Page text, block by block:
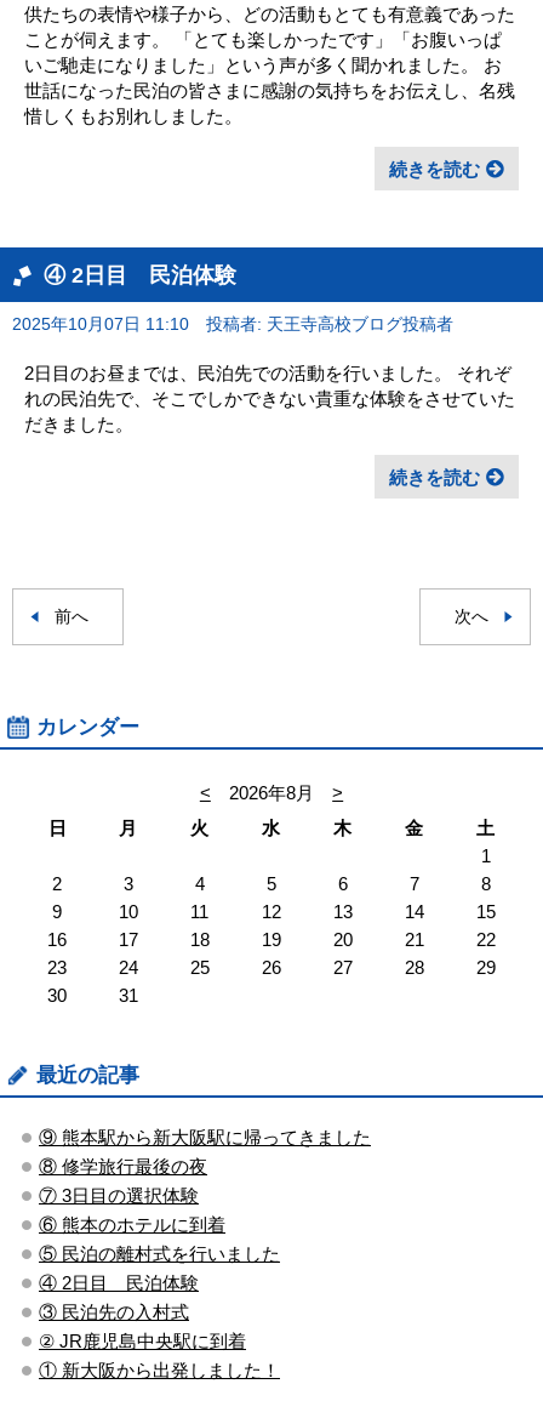
供たちの表情や様子から、どの活動もとても有意義であった
ことが伺えます。 「とても楽しかったです」「お腹いっぱ
いご馳走になりました」という声が多く聞かれました。 お
世話になった民泊の皆さまに感謝の気持ちをお伝えし、名残
惜しくもお別れしました。
続きを読む
④ 2日目 民泊体験
2025年10月07日 11:10 投稿者: 天王寺高校ブログ投稿者
2日目のお昼までは、民泊先での活動を行いました。 それぞ
れの民泊先で、そこでしかできない貴重な体験をさせていた
だきました。
続きを読む
前へ 次へ
カレンダー
< 2026年8月
>
日
月 火 水 木 金
土
1
2
3 4 5 6 7
8
9
10 11 12 13 14
15
16
17 18 19 20 21
22
23
24 25 26 27 28
29
30
31
最近の記事
⑨ 熊本駅から新大阪駅に帰ってきました
⑧ 修学旅行最後の夜
⑦ 3日目の選択体験
⑥ 熊本のホテルに到着
⑤ 民泊の離村式を行いました
④ 2日目 民泊体験
③ 民泊先の入村式
② JR鹿児島中央駅に到着
① 新大阪から出発しました！